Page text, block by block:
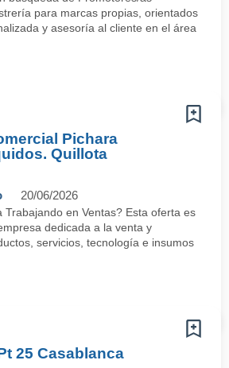
para marcas propias, orientados
y asesoría al cliente en el área
Pichara
Quillota
20/06/2026
Trabajando en Ventas? Esta oferta es
dedicada a la venta y
servicios, tecnología e insumos
25 Casablanca